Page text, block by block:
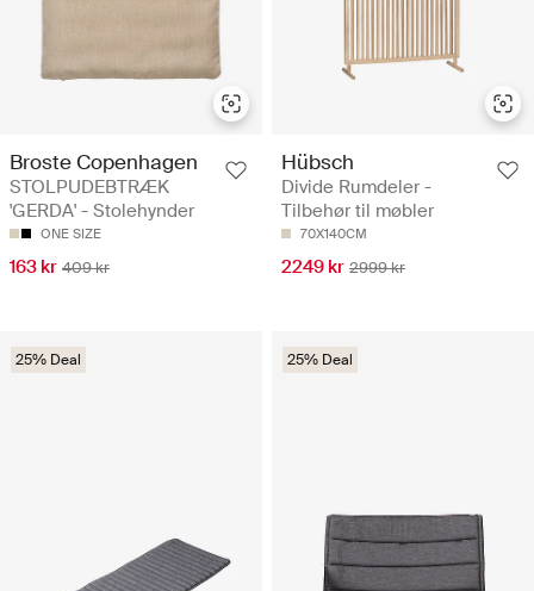
Broste Copenhagen
STOLPUDEBTRÆK
'GERDA' - Stolehynder
ONE SIZE
163 kr 409 kr
Hübsch
Divide Rumdeler -
Tilbehør til møbler
70X140CM
2249 kr 2999 kr
25% Deal 25% Deal